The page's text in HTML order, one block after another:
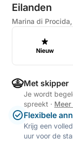
Eilanden
Marina di
Nieuw
Met skipper
Je wordt
spreekt ·
Flexibele
Krijg een
uur voor de